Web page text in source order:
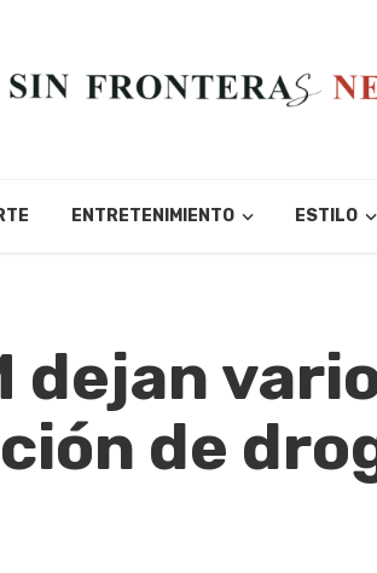
ENTRETENIMIENTO ESTILO
dejan
de